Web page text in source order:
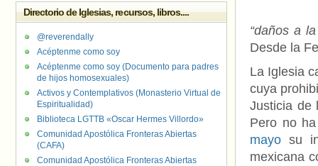
“daños a
Desde la
La Iglesia
cuya
Justicia de
Pero no
mayo su
mexicana
Directorio de Iglesias, recursos, libros....
@reverendally
Acéptenme como soy
Acéptenme como soy (Documento para padres
de hijos homosexuales)
Activos y Contemplativos (Monasterio Virtual de
Espiritualidad)
Biblioteca LGTTB «Oscar Hermes Villordo»
Comunidad Apostólica Fronteras Abiertas
(CAFA)
Comunidad Apostólica Fronteras Abiertas